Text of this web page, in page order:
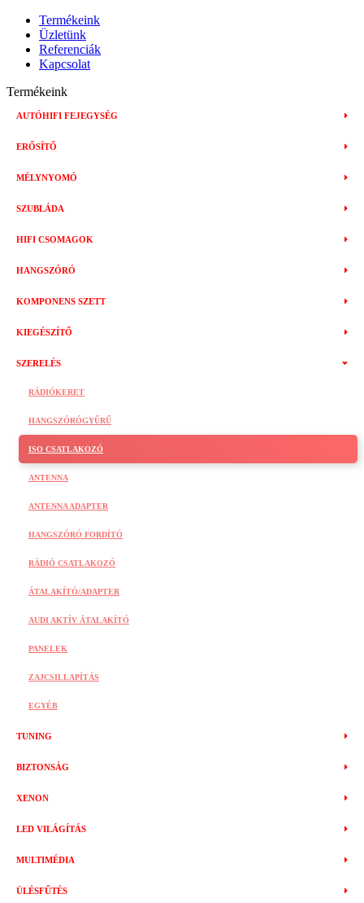
Termékeink
Üzletünk
Referenciák
Kapcsolat
Termékeink
AUTÓHIFI FEJEGYSÉG
ERŐSÍTŐ
MÉLYNYOMÓ
SZUBLÁDA
HIFI CSOMAGOK
HANGSZÓRÓ
KOMPONENS SZETT
KIEGÉSZÍTŐ
SZERELÉS
RÁDIÓKERET
HANGSZÓRÓGYŰRŰ
ISO CSATLAKOZÓ
ANTENNA
ANTENNA ADAPTER
HANGSZÓRÓ FORDÍTÓ
RÁDIÓ CSATLAKOZÓ
ÁTALAKÍTÓ/ADAPTER
AUDI AKTÍV ÁTALAKÍTÓ
PANELEK
ZAJCSILLAPÍTÁS
EGYÉB
TUNING
BIZTONSÁG
XENON
LED VILÁGÍTÁS
MULTIMÉDIA
ÜLÉSFŰTÉS